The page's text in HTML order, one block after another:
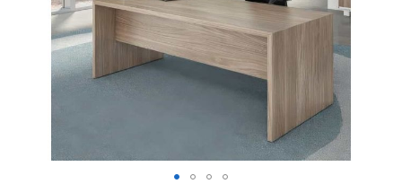
Quadrifoglio T45 directiebureau